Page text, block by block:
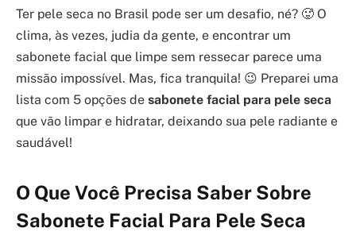
Ter pele seca no Brasil pode ser um desafio, né? 🥵 O
clima, às vezes, judia da gente, e encontrar um
sabonete facial que limpe sem ressecar parece uma
missão impossível. Mas, fica tranquila! 😉 Preparei uma
lista com 5 opções de sabonete facial para pele seca
que vão limpar e hidratar, deixando sua pele radiante e
saudável!
O Que Você Precisa Saber Sobre
Sabonete Facial Para Pele Seca